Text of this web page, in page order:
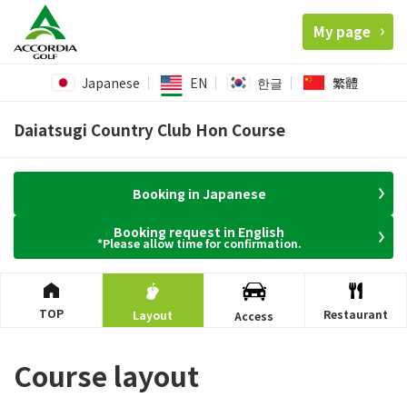
My page
Japanese EN 한글 繁體
Daiatsugi Country Club Hon Course
Booking in Japanese
Booking request in English
*Please allow time for confirmation.
TOP Layout Access Restaurant
Course layout